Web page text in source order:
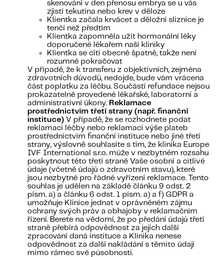
skenování v den přenosu embrya se u vás
zjistí tekutina nebo krev v děloze
Klientka začala krvácet a děložní sliznice je
tenčí než předtím
Klientka zapomněla užít hormonální léky
doporučené lékařem naší kliniky
Klientka se cítí obecně špatně, takže není
rozumné pokračovat
V případě, že k transferu z objektivních, zejména
zdravotních důvodů, nedojde, bude vám vrácena
část poplatku za léčbu. Součástí refundace nejsou
prokazatelně provedené lékařské, laboratorní a
administrativní úkony. Reklamace
prostřednictvím třetí strany (např. finanční
instituce) V případě, že se rozhodnete podat
reklamaci léčby nebo reklamaci výše plateb
prostřednictvím finanční instituce nebo jiné třetí
strany, výslovně souhlasíte s tím, že klinika Europe
IVF International s.r.o. může v nezbytném rozsahu
poskytnout této třetí straně Vaše osobní a citlivé
údaje (včetně údajů o zdravotním stavu), které
jsou nezbytné pro řádné vyřízení reklamace. Tento
souhlas je udělen na základě článku 9 odst. 2
písm. a) a článku 6 odst. 1 písm. a) a f) GDPR a
umožňuje Klinice jednat v oprávněném zájmu
ochrany svých práv a obhajoby v reklamačním
řízení. Berete na vědomí, že po předání údajů třetí
straně přebírá odpovědnost za jejich další
zpracování daná instituce a Klinika nenese
odpovědnost za další nakládání s těmito údaji
mimo rámec své působnosti.